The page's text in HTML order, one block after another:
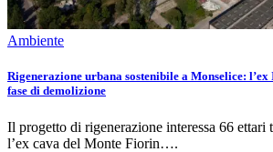
Ambiente
Rigenerazione urbana sostenibile a Monselice:
fase di demolizione
Il progetto di rigenerazione interessa 66 ettari
l’ex cava del Monte Fiorin….